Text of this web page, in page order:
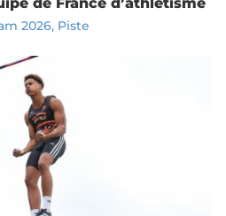
de France d’athlétisme
2026, Piste